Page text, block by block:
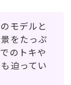
モデルと
をたっぷ
のトキや
迫ってい